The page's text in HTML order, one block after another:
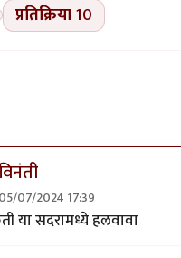
प्रतिक्रिया10
07/2024 17:39
या सदरामध्ये हलवावा